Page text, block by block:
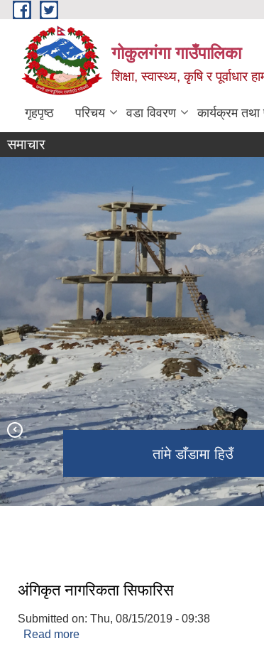
Skip to main content
गोकुलगंगा गाउँपालिका
शिक्षा, स्वास्थ्य, कृषि र पूर्वाधार
गृहपृष्ठ परिचय वडा विवरण कार्यक्रम तथा
समाचार
तांमे डाँडामा हिउँ
पाँचपोखरीबाट देखिने नुम्बुर
संबिधान दिवस २०७६ मनाउने
गोकुलगंगा अस्पताल
पाँचपोखरी, रामेछाप
ढुंगा खानी, बिरौटा
अंगिकृत नागरिकता सिफारिस
Submitted on: Thu, 08/15/2019 - 09:38
Read more